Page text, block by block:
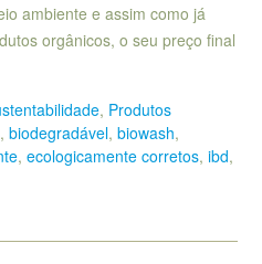
ambiente e assim como já
orgânicos, o seu preço final
, Produtos
, biodegradável, biowash,
, ecologicamente corretos, ibd,